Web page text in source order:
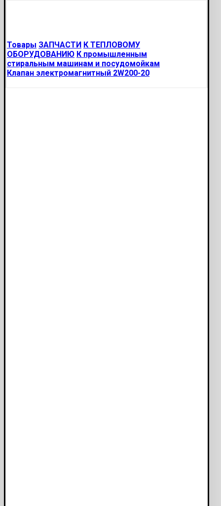
Товары ЗАПЧАСТИ К ТЕПЛОВОМУ
ОБОРУДОВАНИЮ К промышленным
стиральным машинам и посудомойкам
Клапан электромагнитный 2W200-20